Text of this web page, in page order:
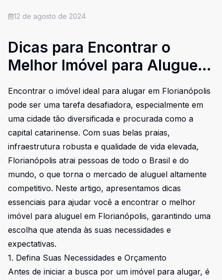
12 de agosto de 2024
Dicas para Encontrar o
Melhor Imóvel para Aluguel
em Florianópolis
Encontrar o imóvel ideal para alugar em Florianópolis
pode ser uma tarefa desafiadora, especialmente em
uma cidade tão diversificada e procurada como a
capital catarinense. Com suas belas praias,
infraestrutura robusta e qualidade de vida elevada,
Florianópolis atrai pessoas de todo o Brasil e do
mundo, o que torna o mercado de aluguel altamente
competitivo. Neste artigo, apresentamos dicas
essenciais para ajudar você a encontrar o melhor
imóvel para aluguel em Florianópolis, garantindo uma
escolha que atenda às suas necessidades e
expectativas.
1. Defina Suas Necessidades e Orçamento
Antes de iniciar a busca por um imóvel para alugar, é